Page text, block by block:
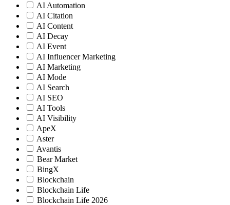
AI Automation
AI Citation
AI Content
AI Decay
AI Event
AI Influencer Marketing
AI Marketing
AI Mode
AI Search
AI SEO
AI Tools
AI Visibility
ApeX
Aster
Avantis
Bear Market
BingX
Blockchain
Blockchain Life
Blockchain Life 2026